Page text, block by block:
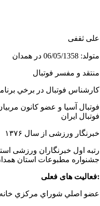
علی ثقفی
متولد: 06/05/1358 در همدان
منتقد و مفسر فوتبال
كارشناس فوتبال در برخي
فوتبال ایران
خبرنگار ورزشی از سال ۱۳۷۶
رتبه اول خبرنگاران ورزشی
جشنواره مطبوعات استان همدان در
فعالیت های فعلی:
عضو اصلي شوراي مركزي